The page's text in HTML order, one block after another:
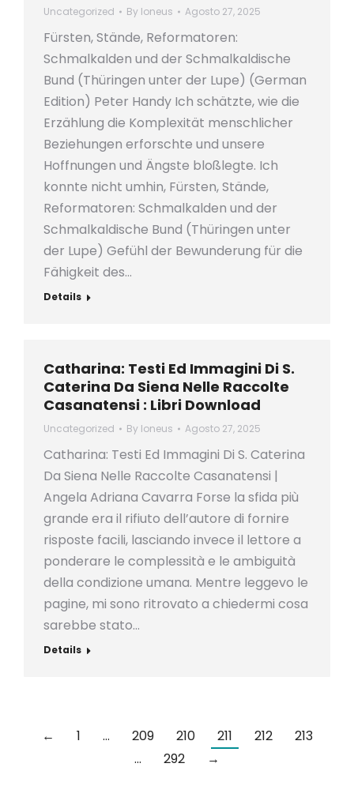
Uncategorized By loneus Agosto 27, 2025
Fürsten, Stände, Reformatoren:
Schmalkalden und der Schmalkaldische
Bund (Thüringen unter der Lupe) (German
Edition) Peter Handy Ich schätzte, wie die
Erzählung die Komplexität menschlicher
Beziehungen erforschte und unsere
Hoffnungen und Ängste bloßlegte. Ich
konnte nicht umhin, Fürsten, Stände,
Reformatoren: Schmalkalden und der
Schmalkaldische Bund (Thüringen unter
der Lupe) Gefühl der Bewunderung für die
Fähigkeit des…
Details
Catharina: Testi Ed Immagini Di S.
Caterina Da Siena Nelle Raccolte
Casanatensi : Libri Download
Uncategorized By loneus Agosto 27, 2025
Catharina: Testi Ed Immagini Di S. Caterina
Da Siena Nelle Raccolte Casanatensi |
Angela Adriana Cavarra Forse la sfida più
grande era il rifiuto dell’autore di fornire
risposte facili, lasciando invece il lettore a
ponderare le complessità e le ambiguità
della condizione umana. Mentre leggevo le
pagine, mi sono ritrovato a chiedermi cosa
sarebbe stato…
Details
← 1 … 209 210 211 212
213
…
292 →